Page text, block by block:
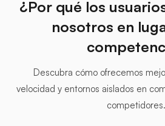
¿Por qué los
nosotros en
Descubra cómo ofrecemos
velocidad y entornos aislados en
competidores.